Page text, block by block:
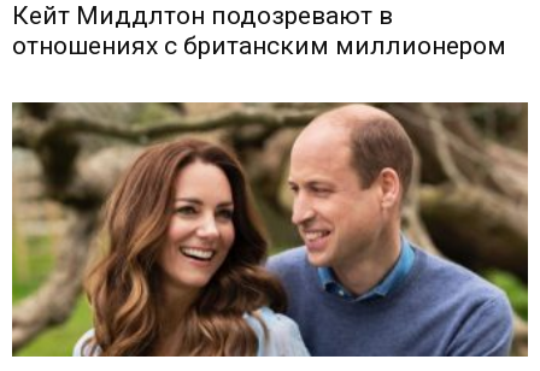
Кейт Миддлтон подозревают в
отношениях с британским миллионером